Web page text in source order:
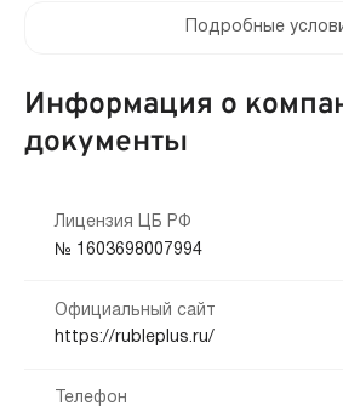
Привлечение созаемщиков:
Требуются поручители
Способы получения:
Наличными
Способы погашения:
Банкоматы
Нет
Мобильный телефон:
Кредитная история:
Документы:
Подробные
Информация о
документы
Лицензия ЦБ РФ
№ 1603698007994
Официальный сайт
https://rubleplus.ru/
Телефон